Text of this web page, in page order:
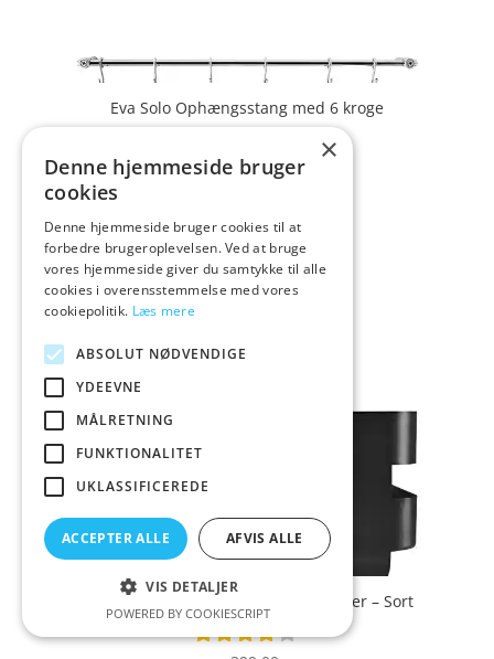
Eva Solo Ophængsstang med 6 kroge
Vurderet
kr.199,00
Eva Solo Selvvandende Herb Organizer – Sort
×
Denne hjemmeside bruger
cookies
Denne hjemmeside bruger cookies til at
forbedre brugeroplevelsen. Ved at bruge
vores hjemmeside giver du samtykke til alle
cookies i overensstemmelse med vores
cookiepolitik. Læs mere
ABSOLUT NØDVENDIGE
YDEEVNE
MÅLRETNING
FUNKTIONALITET
UKLASSIFICEREDE
ACCEPTER ALLE AFVIS ALLE
VIS DETALJER
POWERED BY COOKIESCRIPT